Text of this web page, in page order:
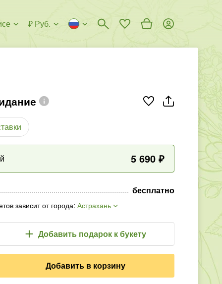
₽ Руб.
5 690 ₽
бесплатно
зависит от города:Астрахань
Добавить подарок к букету
Добавить в корзину